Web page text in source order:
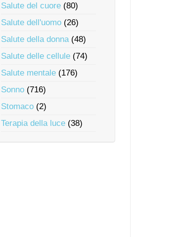
Salute del cuore (80)
Salute dell'uomo (26)
Salute della donna(48)
Salute delle cellule (74)
Salute mentale (176)
Sonno (716)
Stomaco (2)
Terapia della luce (38)